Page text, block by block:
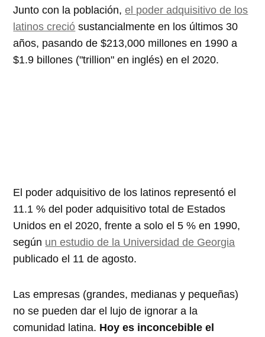
Junto con la población,el poder adquisitivo de los
latinos creció sustancialmente en los últimos 30
años, pasando de $213,000 millones en 1990 a
$1.9 billones ("trillion" en inglés) en el 2020.
El poder adquisitivo de los latinos representó el
11.1 % del poder adquisitivo total de Estados
Unidos en el 2020, frente a solo el 5 % en 1990,
según un estudio de la Universidad de Georgia
publicado el 11 de agosto.
Las empresas (grandes, medianas y pequeñas)
no se pueden dar el lujo de ignorar a la
comunidad latina. Hoy es inconcebible el